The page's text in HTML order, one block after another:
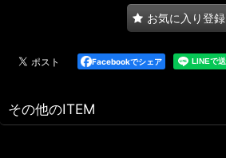
お気に入り登録
Facebookでシェア
その他のITEM